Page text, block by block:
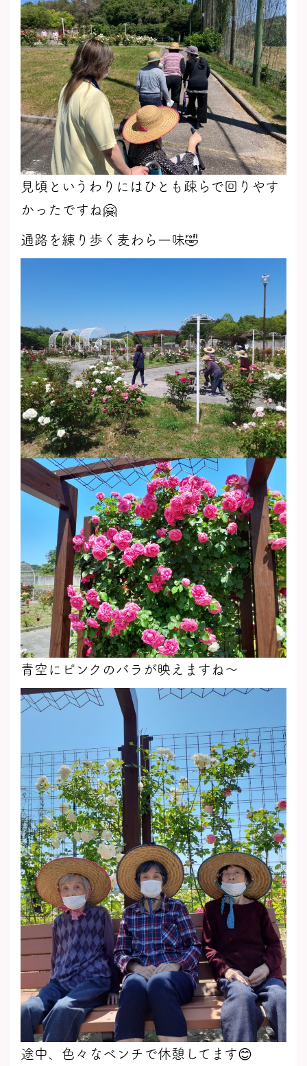
見頃というわりにはひとも疎らで回りやす
かったですね🤗
通路を練り歩く麦わら一味🤣
青空にピンクのバラが映えますね～
途中、色々なベンチで休憩してます😊